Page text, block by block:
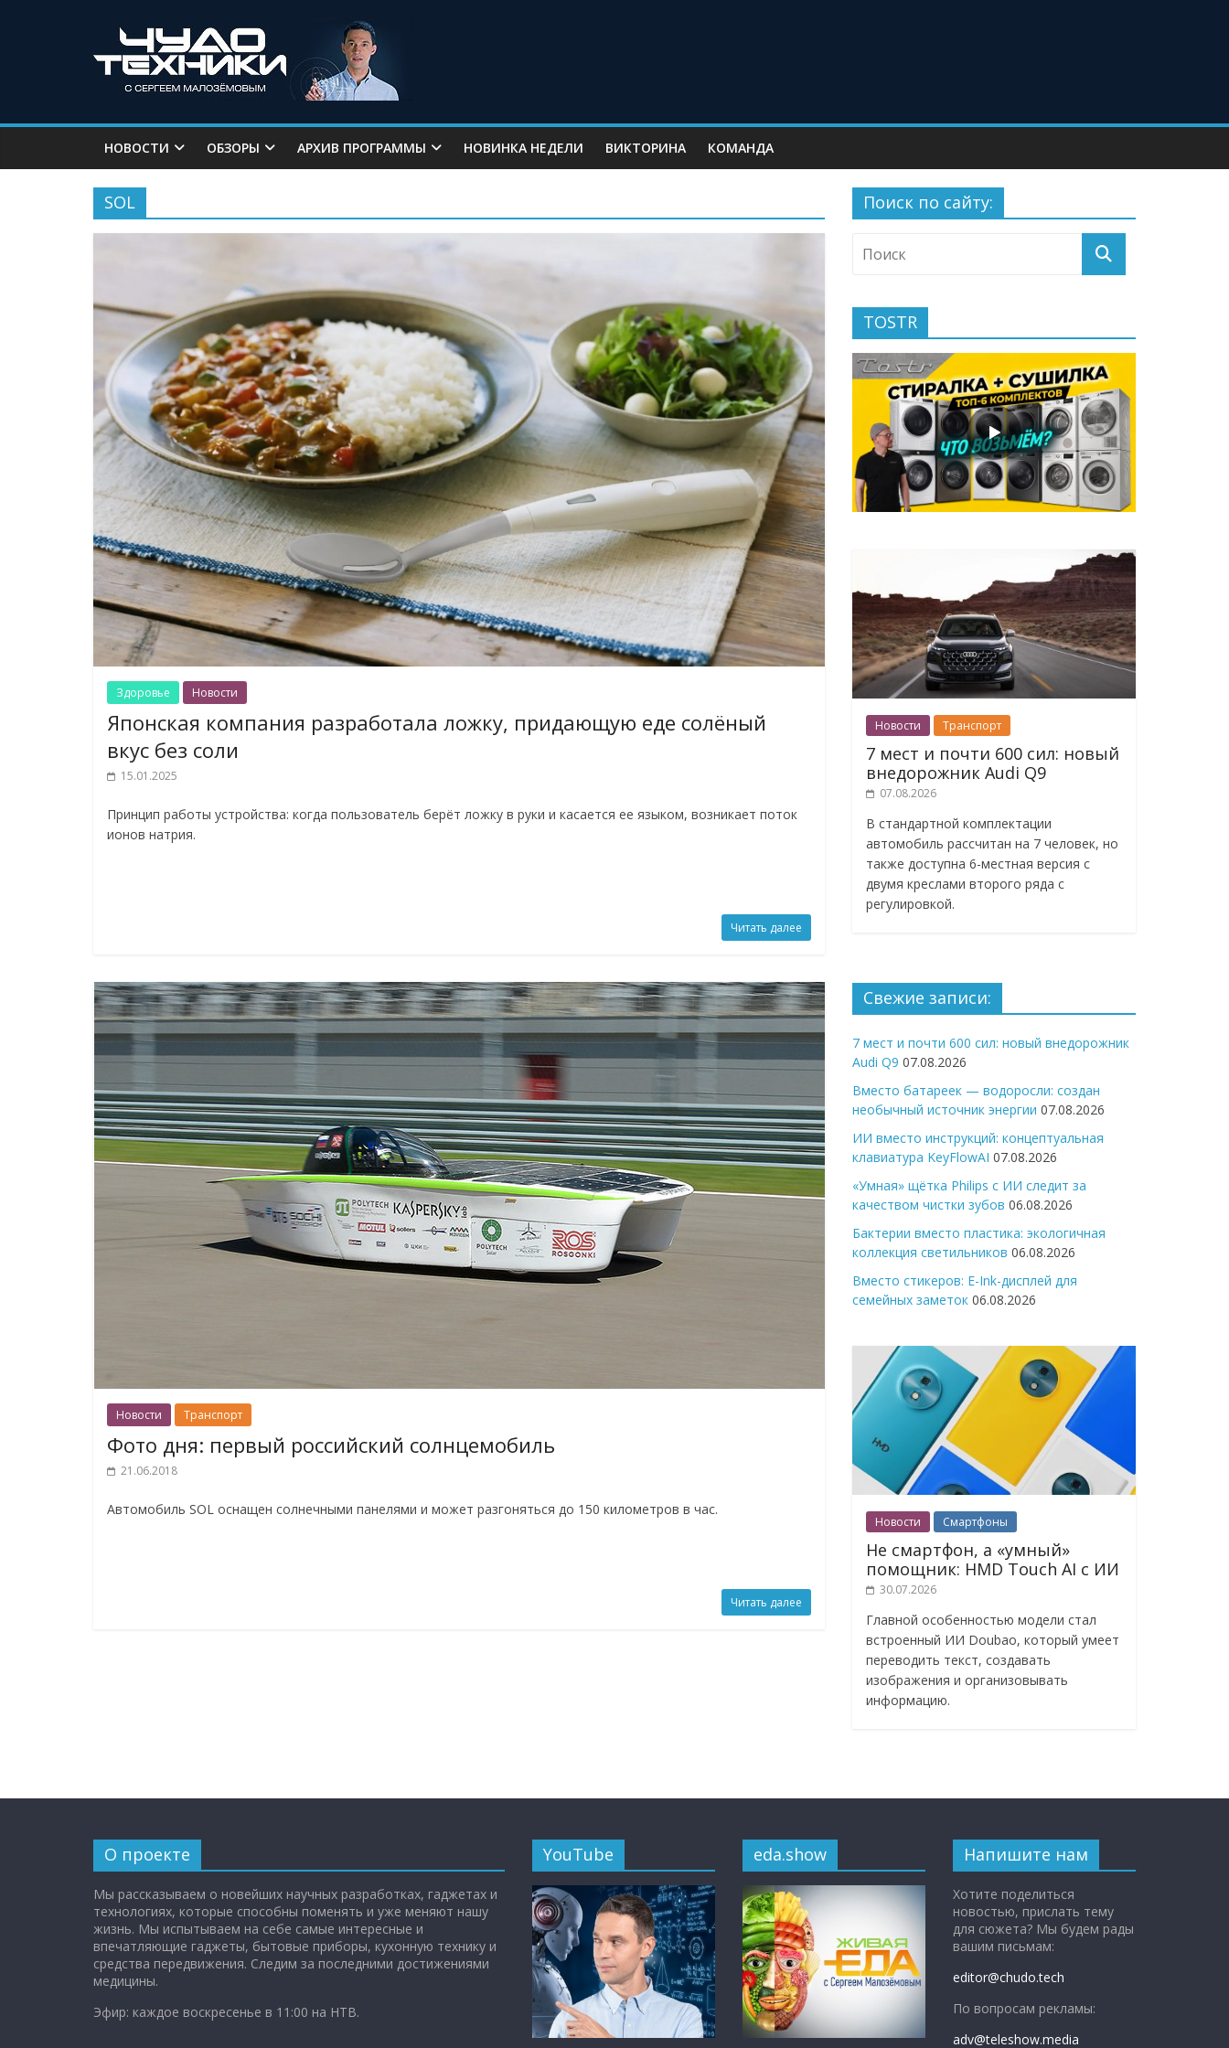
НОВОСТИ ОБЗОРЫ АРХИВ ПРОГРАММЫ НОВИНКА НЕДЕЛИ ВИКТОРИНА КОМАНДА
SOL
Здоровье Новости
Японская компания разработала ложку, придающую еде солёный
вкус без соли
15.01.2025
Принцип работы устройства: когда пользователь берёт ложку в руки и касается ее языком, возникает поток
ионов натрия.
Читать далее
Новости Транспорт
Фото дня: первый российский солнцемобиль
21.06.2018
Автомобиль SOL оснащен солнечными панелями и может разгоняться до 150 километров в час.
Читать далее
Поиск по сайту:
TOSTR
Новости Транспорт
7 мест и почти 600 сил: новый
внедорожник Audi Q9
07.08.2026
В стандартной комплектации
автомобиль рассчитан на 7 человек, но
также доступна 6-местная версия с
двумя креслами второго ряда с
регулировкой.
Свежие записи:
7 мест и почти 600 сил: новый внедорожник
Audi Q9 07.08.2026
Вместо батареек — водоросли: создан
необычный источник энергии 07.08.2026
ИИ вместо инструкций: концептуальная
клавиатура KeyFlowAI 07.08.2026
«Умная» щётка Philips с ИИ следит за
качеством чистки зубов 06.08.2026
Бактерии вместо пластика: экологичная
коллекция светильников 06.08.2026
Вместо стикеров: E-Ink-дисплей для
семейных заметок 06.08.2026
Новости Смартфоны
Не смартфон, а «умный»
помощник: HMD Touch AI с ИИ
30.07.2026
Главной особенностью модели стал
встроенный ИИ Doubao, который умеет
переводить текст, создавать
изображения и организовывать
информацию.
О проекте
Мы рассказываем о новейших научных разработках, гаджетах и
технологиях, которые способны поменять и уже меняют нашу
жизнь. Мы испытываем на себе самые интересные и
впечатляющие гаджеты, бытовые приборы, кухонную технику и
средства передвижения. Следим за последними достижениями
медицины.
Эфир: каждое воскресенье в 11:00 на НТВ.
YouTube eda.show Напишите нам
Хотите поделиться
новостью, прислать тему
для сюжета? Мы будем рады
вашим письмам:
editor@chudo.tech
По вопросам рекламы:
adv@teleshow.media